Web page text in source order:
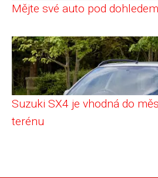
Mějte své auto pod
Suzuki SX4 je vhodná do
terénu